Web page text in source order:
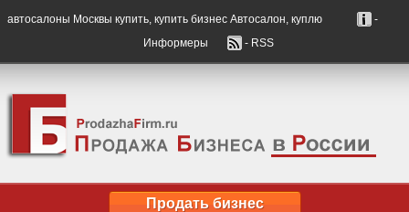
автосалоны Москвы купить, купить бизнес Автосалон, куплю
-
Информеры
- RSS
Продать бизнес